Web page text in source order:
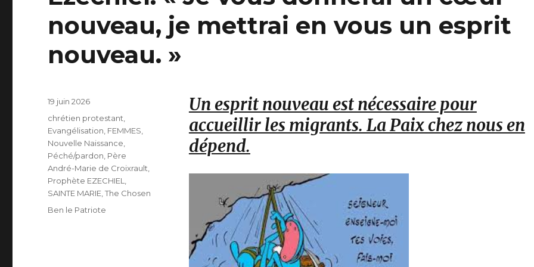
nouveau, je mettrai en vous un esprit
nouveau. »
Un esprit nouveau est nécessaire pour
accueillir les migrants. La Paix chez nous en
dépend.
Publié
le
19 juin 2026
Catégories
chrétien protestant
Evangélisation FEMMES
Nouvelle Naissance
Péché/pardon Père
André-Marie de Croixrault
Prophète EZECHIEL
SAINTE MARIE ,The Chosen
Étiquettes
Ben le Patriote